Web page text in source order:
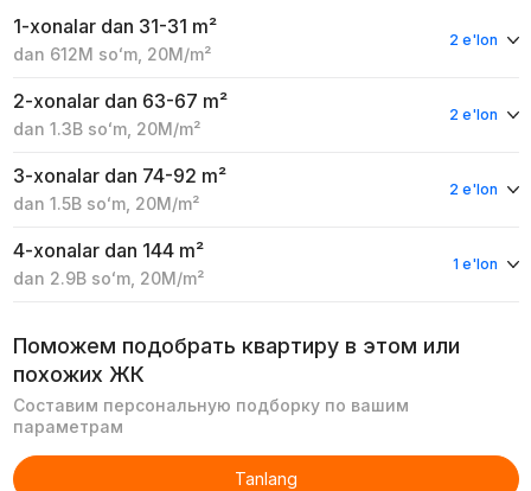
1-xonalar dan 31-31 m²
dan 612M soʻm, 20M/m²
2 e'lon
2-xonalar dan 63-67 m²
dan 1.3B soʻm, 20M/m²
2 e'lon
3-xonalar dan 74-92 m²
dan 1.5B soʻm, 20M/m²
2 e'lon
4-xonalar dan 144 m²
dan 2.9B soʻm, 20M/m²
1 e'lon
Поможем подобрать квартиру в этом или
похожих ЖК
Составим персональную подборку по вашим
параметрам
Tanlang